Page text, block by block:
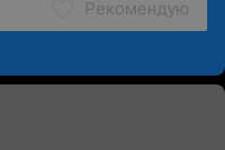
Рекомендую